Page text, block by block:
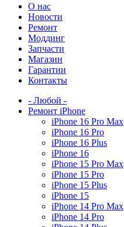
О нас
Новости
Ремонт
Моддинг
Запчасти
Магазин
Гарантии
Контакты
- Любой -
Ремонт iPhone
iPhone 16 Pro Max
iPhone 16 Pro
iPhone 16 Plus
iPhone 16
iPhone 15 Pro Max
iPhone 15 Pro
iPhone 15 Plus
iPhone 15
iPhone 14 Pro Max
iPhone 14 Pro